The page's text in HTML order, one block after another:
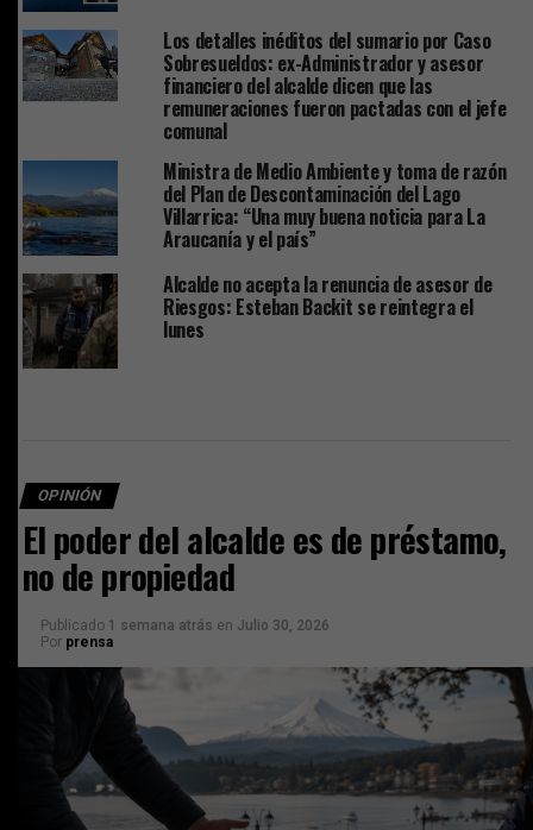
Los detalles inéditos del sumario por Caso
Sobresueldos: ex-Administrador y asesor
financiero del alcalde dicen que las
remuneraciones fueron pactadas con el jefe
comunal
Ministra de Medio Ambiente y toma de razón
del Plan de Descontaminación del Lago
Villarrica: “Una muy buena noticia para La
Araucanía y el país”
Alcalde no acepta la renuncia de asesor de
Riesgos: Esteban Backit se reintegra el
lunes
OPINIÓN
El poder del alcalde es de préstamo,
no de propiedad
Publicado 1 semana atrás en Julio 30, 2026
Por prensa